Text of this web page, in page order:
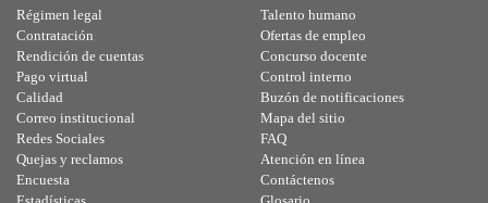
Régimen legal
Contratación
Rendición de cuentas
Pago virtual
Calidad
Talento humano
Ofertas de empleo
Concurso docente
Control interno
Buzón de notificaciones
Correo institucional
Redes Sociales
Quejas y reclamos
Encuesta
Mapa del sitio
FAQ
Atención en línea
Contáctenos